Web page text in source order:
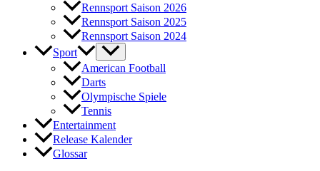
Rennsport Saison 2026
Rennsport Saison 2025
Rennsport Saison 2024
Sport
American Football
Darts
Olympische Spiele
Tennis
Entertainment
Release Kalender
Glossar